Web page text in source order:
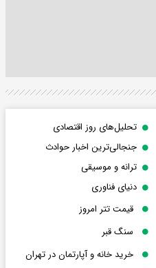
تحلیل‌های روز اقتصادی
جنجالی‌ترین اخبار حوادث
ترانه و موسیقی
دنیای فناوری
قیمت تتر امروز
سنگ قبر
خرید خانه و آپارتمان در تهران